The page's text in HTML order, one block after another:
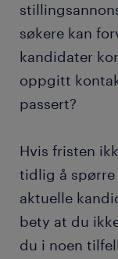
søkere kan
kandidater
oppgitt
passert?
Hvis fristen
tidlig å spørre
aktuelle
bety at du
du i noen